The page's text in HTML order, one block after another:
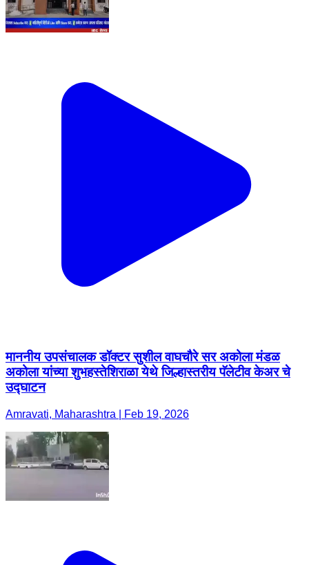
माननीय उपसंचालक डॉक्टर सुशील वाघचौरे सर अकोला मंडळ
अकोला यांच्या शुभहस्तेशिराळा येथे जिल्हास्तरीय पॅलेटीव केअर चे
उद्घाटन
Amravati, Maharashtra | Feb 19, 2026